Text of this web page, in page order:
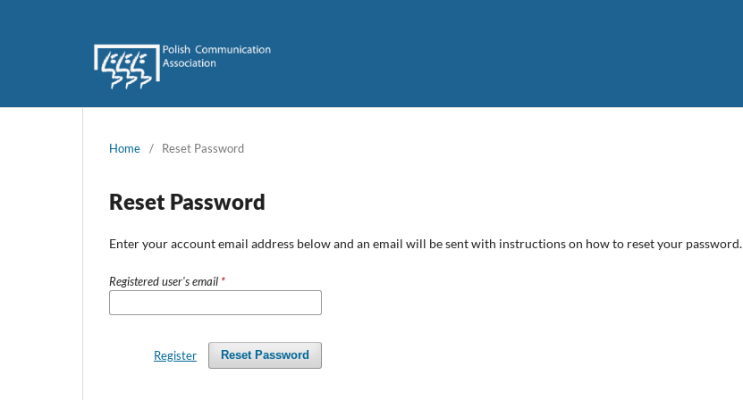
Home / Reset Password
Reset Password
Enter your account email address below and an email will be sent with instructions on how to reset your password.
Registered user's email *
Reset Password
Register